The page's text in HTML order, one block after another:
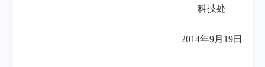
科技处
2014年9月19日